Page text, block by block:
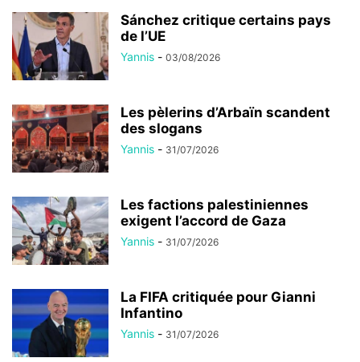
Sánchez critique certains pays
de l’UE
Yannis - 03/08/2026
Les pèlerins d’Arbaïn scandent
des slogans
Yannis - 31/07/2026
Les factions palestiniennes
exigent l’accord de Gaza
Yannis - 31/07/2026
La FIFA critiquée pour Gianni
Infantino
Yannis - 31/07/2026